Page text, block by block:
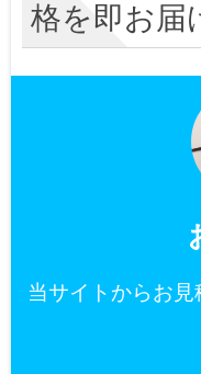
格を即お届
当サイトからお見